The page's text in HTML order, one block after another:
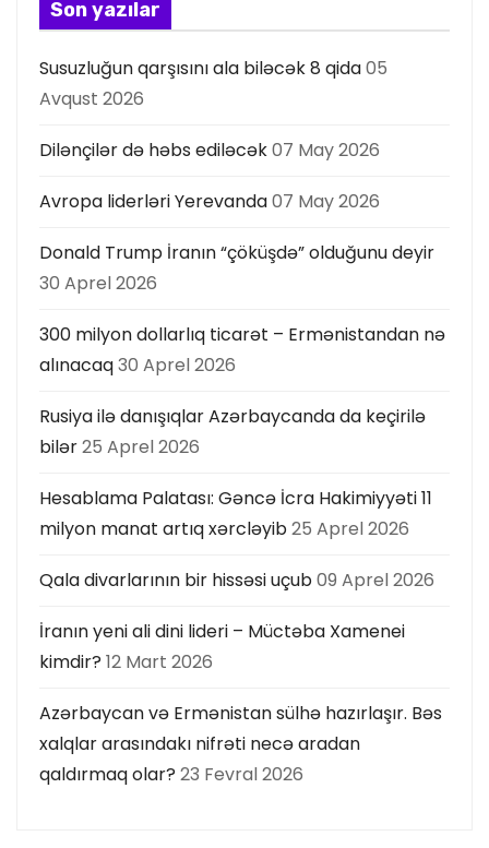
Son yazılar
Susuzluğun qarşısını ala biləcək 8 qida05
Avqust 2026
Dilənçilər də həbs ediləcək07 May 2026
Avropa liderləri Yerevanda07 May 2026
Donald Trump İranın “çöküşdə” olduğunu deyir
30 Aprel 2026
300 milyon dollarlıq ticarət – Ermənistandan nə
alınacaq30 Aprel 2026
Rusiya ilə danışıqlar Azərbaycanda da keçirilə
bilər25 Aprel 2026
Hesablama Palatası: Gəncə İcra Hakimiyyəti 11
milyon manat artıq xərcləyib25 Aprel 2026
Qala divarlarının bir hissəsi uçub09 Aprel 2026
İranın yeni ali dini lideri – Müctəba Xamenei
kimdir? 12 Mart 2026
Azərbaycan və Ermənistan sülhə hazırlaşır. Bəs
xalqlar arasındakı nifrəti necə aradan
qaldırmaq olar? 23 Fevral 2026